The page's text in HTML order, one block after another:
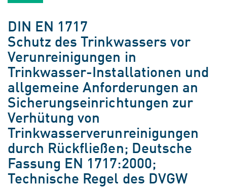
DIN EN 1717
Schutz des Trinkwassers vor
Verunreinigungen in
Trinkwasser-Installationen und
allgemeine Anforderungen an
Sicherungseinrichtungen zur
Verhütung von
Trinkwasserverunreinigungen
durch Rückfließen; Deutsche
Fassung EN 1717:2000;
Technische Regel des DVGW